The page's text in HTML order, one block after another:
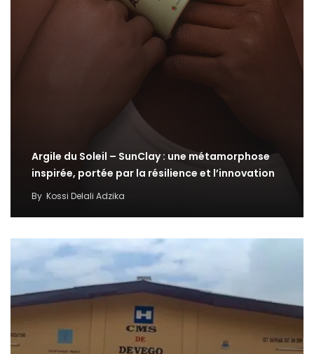
Argile du Soleil – SunClay : une métamorphose
inspirée, portée par la résilience et l’innovation
By Kossi Delali Adzika